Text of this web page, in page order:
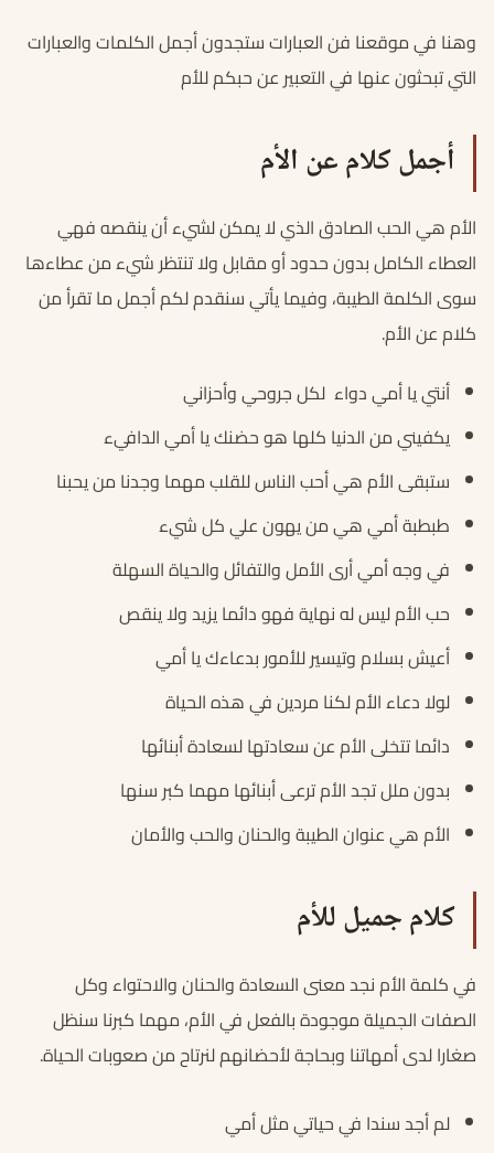
وهنا في موقعنا فن العبارات ستجدون أجمل الكلمات والعبارات
التي تبحثون عنها في التعبير عن حبكم للأم
أجمل كلام عن الأم
الأم هي الحب الصادق الذي لا يمكن لشيء أن ينقصه فهي
العطاء الكامل بدون حدود أو مقابل ولا تنتظر شيء من عطاءها
سوى الكلمة الطيبة، وفيما يأتي سنقدم لكم أجمل ما تقرأ من
كلام عن الأم.
أنتي يا أمي دواء لكل جروحي وأحزاني
يكفيني من الدنيا كلها هو حضنك يا أمي الدافيء
ستبقى الأم هي أحب الناس للقلب مهما وجدنا من يحبنا
طبطبة أمي هي من يهون علي كل شيء
في وجه أمي أرى الأمل والتفائل والحياة السهلة
حب الأم ليس له نهاية فهو دائما يزيد ولا ينقص
أعيش بسلام وتيسير للأمور بدعاءك يا أمي
لولا دعاء الأم لكنا مردين في هذه الحياة
دائما تتخلى الأم عن سعادتها لسعادة أبنائها
بدون ملل تجد الأم ترعى أبنائها مهما كبر سنها
الأم هي عنوان الطيبة والحنان والحب والأمان
كلام جميل للأم
في كلمة الأم نجد معنى السعادة والحنان والاحتواء وكل
الصفات الجميلة موجودة بالفعل في الأم، مهما كبرنا سنظل
صغارا لدى أمهاتنا وبحاجة لأحضانهم لنرتاح من صعوبات الحياة.
لم أجد سندا في حياتي مثل أمي